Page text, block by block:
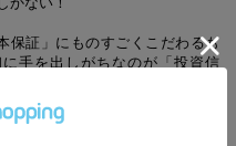
保証」にものすごくこだわるも
手を出しがちなのが「投資信
いのか、元本割れを起こさない
かし」「ドル・コスト平均法」